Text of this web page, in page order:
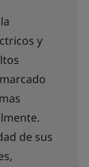
y
de sus